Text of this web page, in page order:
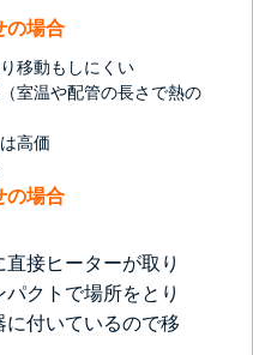
の場合
移動もしにくい
室温や配管の長さで熱の
高価
の場合
接ヒーターが取り
クトで場所をとり
に付いているので移